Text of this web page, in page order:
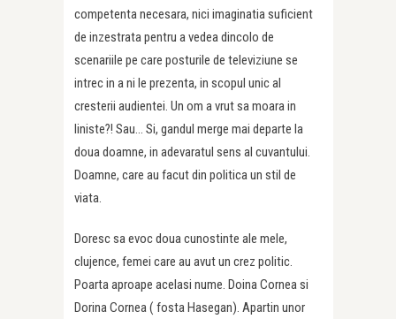
competenta necesara, nici imaginatia suficient
de inzestrata pentru a vedea dincolo de
scenariile pe care posturile de televiziune se
intrec in a ni le prezenta, in scopul unic al
cresterii audientei. Un om a vrut sa moara in
liniste?! Sau… Si, gandul merge mai departe la
doua doamne, in adevaratul sens al cuvantului.
Doamne, care au facut din politica un stil de
viata.
Doresc sa evoc doua cunostinte ale mele,
clujence, femei care au avut un crez politic.
Poarta aproape acelasi nume. Doina Cornea si
Dorina Cornea ( fosta Hasegan). Apartin unor